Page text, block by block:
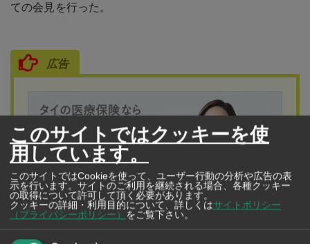
ての会見を行った。
広告
このサイトではクッキーを使
用しています。
このサイトではCookieを使って、ユーザー行動の分析や広告の表
示を行います。サイトのご利用を継続される場合、各種クッキー
の取得について許可して頂く必要があります。
クッキーの詳細・利用目的について、詳しくはサイトポリシー
（プライバシーポリシー）
をご覧下さい。